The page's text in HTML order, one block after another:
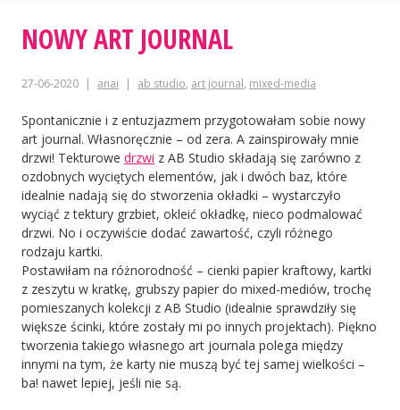
NOWY ART JOURNAL
27-06-2020 anai ab studio, art journal, mixed-media
Spontanicznie i z entuzjazmem przygotowałam sobie nowy
art journal. Własnoręcznie – od zera. A zainspirowały mnie
drzwi! Tekturowe drzwi z AB Studio składają się zarówno z
ozdobnych wyciętych elementów, jak i dwóch baz, które
idealnie nadają się do stworzenia okładki – wystarczyło
wyciąć z tektury grzbiet, okleić okładkę, nieco podmalować
drzwi. No i oczywiście dodać zawartość, czyli różnego
rodzaju kartki.
Postawiłam na różnorodność – cienki papier kraftowy, kartki
z zeszytu w kratkę, grubszy papier do mixed-mediów, trochę
pomieszanych kolekcji z AB Studio (idealnie sprawdziły się
większe ścinki, które zostały mi po innych projektach). Piękno
tworzenia takiego własnego art journala polega między
innymi na tym, że karty nie muszą być tej samej wielkości –
ba! nawet lepiej, jeśli nie są.